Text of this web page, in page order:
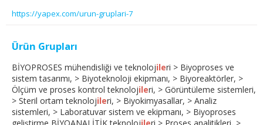
https://yapex.com/urun-gruplari-7
Ürün Grupları
BİYOPROSES mühendisliği ve teknolojileri > Biyoproses ve
sistem tasarımı, > Biyoteknoloji ekipmanı, > Biyoreaktörler, >
Ölçüm ve proses kontrol teknolojileri, > Görüntüleme sistemleri,
> Steril ortam teknolojileri, > Biyokimyasallar, > Analiz
sistemleri, > Laboratuvar sistem ve ekipmanı, > Biyoproses
geliştirme BİYOANALİTİK teknolojileri > Proses analitikleri, >